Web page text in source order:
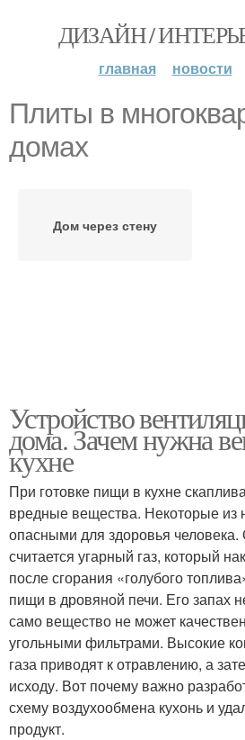
ДИЗАЙН /
главная новости
Плиты в
домах
Дом через стену
Устройство
дома. Зачем нужна
кухне
При готовке пищи в кухне
вредные вещества. Некоторые из
опасными для здоровья человека.
считается угарный газ, который
после сгорания «голубого
пищи в дровяной печи. Его запах
само вещество не может
угольными фильтрами. Высокие
газа приводят к отравлению, а
исходу. Вот почему важно
схему воздухообмена кухонь и
продукт.